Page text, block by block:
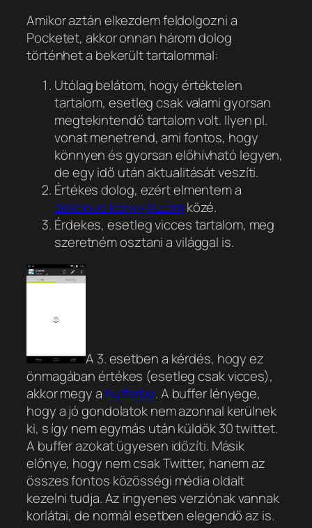
Amikor aztán elkezdem feldolgozni a
Pocketet, akkor onnan három dolog
történhet a bekerült tartalommal:
Utólag belátom, hogy értéktelen
tartalom, esetleg csak valami gyorsan
megtekintendő tartalom volt. Ilyen pl.
vonat menetrend, ami fontos, hogy
könnyen és gyorsan előhívható legyen,
de egy idő után aktualitását veszíti.
Értékes dolog, ezért elmentem a
delicious könyvjelzőimközé.
Érdekes, esetleg vicces tartalom, meg
szeretném osztani a világgal is.
A 3. esetben a kérdés, hogy ez
önmagában értékes (esetleg csak vicces),
akkor megy a bufferbe. A buffer lényege,
hogy a jó gondolatok nem azonnal kerülnek
ki, s így nem egymás után küldök 30 twittet.
A buffer azokat ügyesen időzíti. Másik
előnye, hogy nem csak Twitter, hanem az
összes fontos közösségi média oldalt
kezelni tudja. Az ingyenes verziónak vannak
korlátai, de normál esetben elegendő az is.